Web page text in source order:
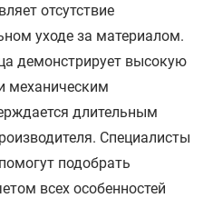
отсутствие
уходе за материалом.
демонстрирует высокую
механическим
длительным
Специалисты
подобрать
всех особенностей